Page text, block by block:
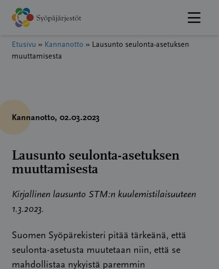
Hyppää
sisältöön
Etusivu » Kannanotto » Lausunto seulonta-asetuksen
muuttamisesta
Kannanotto, 02.03.2023
Lausunto seulonta-asetuksen
muuttamisesta
Kirjallinen lausunto STM:n kuulemistilaisuuteen
1.3.2023.
Suomen Syöpärekisteri pitää tärkeänä, että
seulonta-asetusta muutetaan niin, että se
mahdollistaa nykyistä paremmin